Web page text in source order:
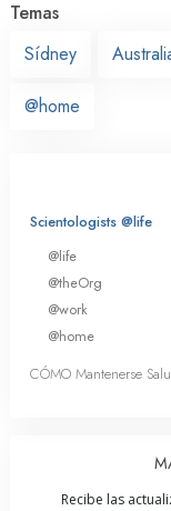
Temas
Sídney
@home
Scientologists @life
@life
@theOrg
@work
@home
CÓMO Mantenerse
Recibe las